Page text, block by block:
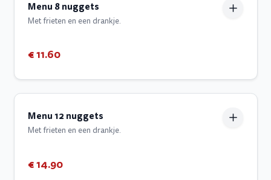
Menu 8 nuggets
Met frieten en een drankje.
€ 11.60
Menu 12 nuggets
Met frieten en een drankje.
€ 14.90